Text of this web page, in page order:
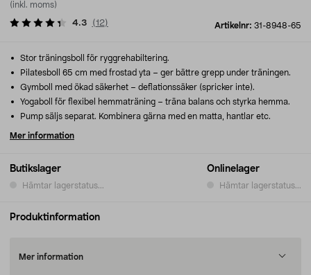
(inkl. moms)
Artikelnr: 31-8948-65
4.3 (12)
Butikslager
Hämtar lagerstatus...
Onlinelager
Hämtar lagerstatus...
Stor träningsboll för ryggrehabiltering.
Pilatesboll 65 cm med frostad yta – ger bättre grepp under träningen.
Gymboll med ökad säkerhet – deflationssäker (spricker inte).
Yogaboll för flexibel hemmaträning – träna balans och styrka hemma.
Pump säljs separat. Kombinera gärna med en matta, hantlar etc.
Mer information
Produktinformation
Mer information